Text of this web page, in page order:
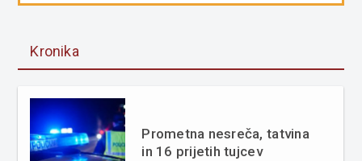
Kronika
Prometna nesreča, tatvina
in 16 prijetih tujcev